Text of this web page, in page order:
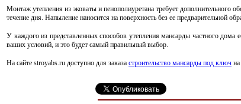
Монтаж утепления из эковаты и пенополиуретана требует
течение дня. Напыление наносится на поверхность без ее предварительной
У каждого из представленных способов утепления мансарды частного
ваших условий, и это будет самый правильный выбор.
На сайте stroyabs.ru доступно для заказа cтроительство мансарды под ключ